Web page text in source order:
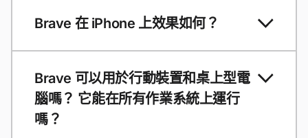
Brave 在 iPhone 上效果如何？
Brave 可以用於行動裝置和桌上型電
腦嗎？ 它能在所有作業系統上運行
嗎？